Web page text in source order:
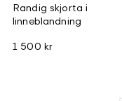
Randig skjorta i
linneblandning
1 500 kr